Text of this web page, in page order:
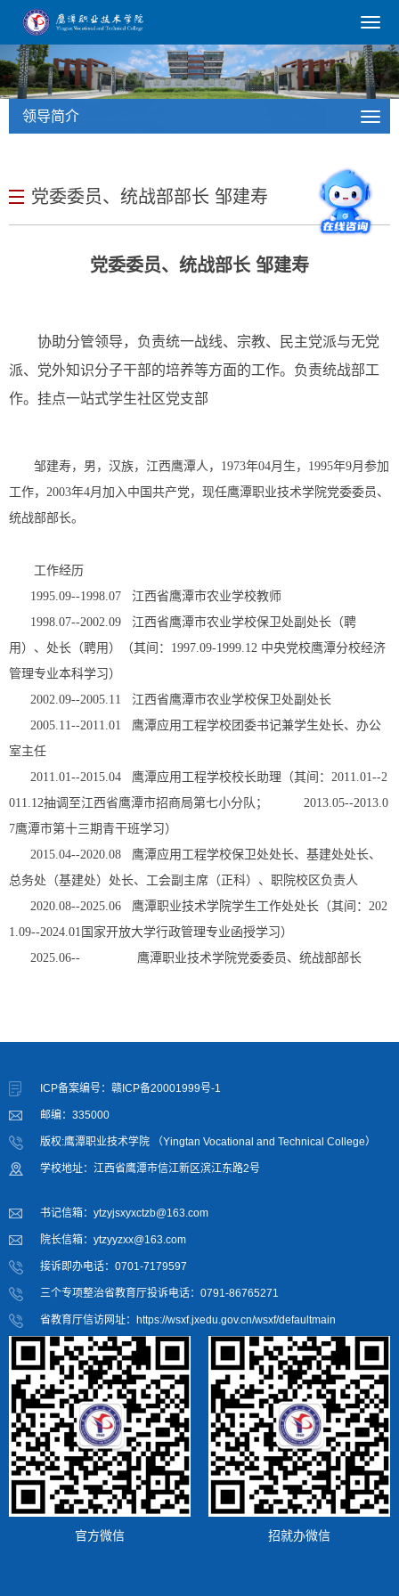
领导简介
党委委员、统战部部长 邹建寿
党委委员、统战部长 邹建寿
协助分管领导，负责统一战线、宗教、民主党派与无党
派、党外知识分子干部的培养等方面的工作。负责统战部工
作。挂点一站式学生社区党支部
邹建寿，男，汉族，江西鹰潭人，1973年04月生，1995年9月参加
工作，2003年4月加入中国共产党，现任鹰潭职业技术学院党委委员、
统战部部长。
工作经历
1995.09--1998.07 江西省鹰潭市农业学校教师
1998.07--2002.09 江西省鹰潭市农业学校保卫处副处长（聘
用）、处长（聘用）（其间：1997.09-1999.12 中央党校鹰潭分校经济
管理专业本科学习）
2002.09--2005.11 江西省鹰潭市农业学校保卫处副处长
2005.11--2011.01 鹰潭应用工程学校团委书记兼学生处长、办公
室主任
2011.01--2015.04 鹰潭应用工程学校校长助理（其间：2011.01--2
011.12抽调至江西省鹰潭市招商局第七小分队； 2013.05--2013.0
7鹰潭市第十三期青干班学习）
2015.04--2020.08 鹰潭应用工程学校保卫处处长、基建处处长、
总务处（基建处）处长、工会副主席（正科）、职院校区负责人
2020.08--2025.06 鹰潭职业技术学院学生工作处处长（其间：202
1.09--2024.01国家开放大学行政管理专业函授学习）
2025.06-- 鹰潭职业技术学院党委委员、统战部部长
ICP备案编号：赣ICP备20001999号-1
邮编：335000
版权:鹰潭职业技术学院 （Yingtan Vocational and Technical College）
学校地址：江西省鹰潭市信江新区滨江东路2号
书记信箱：ytzyjsxyxctzb@163.com
院长信箱：ytzyyzxx@163.com
接诉即办电话：0701-7179597
三个专项整治省教育厅投诉电话：0791-86765271
省教育厅信访网址：https://wsxf.jxedu.gov.cn/wsxf/defaultmain
官方微信 招就办微信